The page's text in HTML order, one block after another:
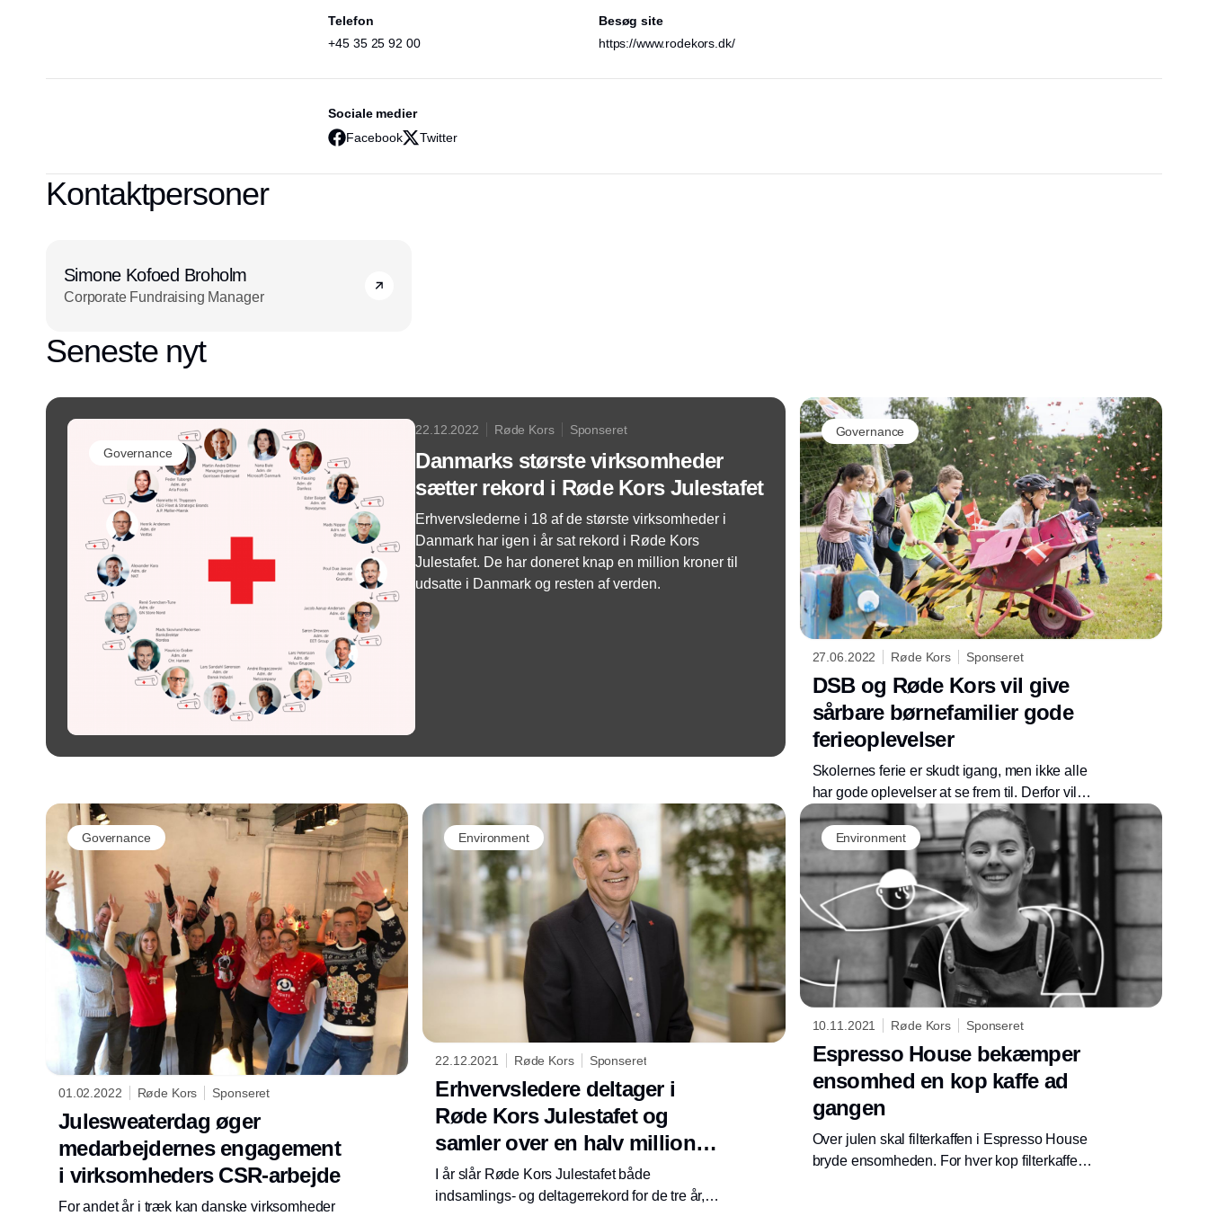
Telefon
+45 35 25 92 00
Besøg site
https://www.rodekors.dk/
Sociale medier
Facebook
Twitter
Kontaktpersoner
Simone Kofoed Broholm
Corporate Fundraising Manager
Seneste nyt
Governance
22.12.2022 Røde Kors Sponseret
Danmarks største virksomheder
sætter rekord i Røde Kors Julestafet
Erhvervslederne i 18 af de største virksomheder i
Danmark har igen i år sat rekord i Røde Kors
Julestafet. De har doneret knap en million kroner til
udsatte i Danmark og resten af verden.
Governance
27.06.2022 Røde Kors Sponseret
DSB og Røde Kors vil give
sårbare børnefamilier gode
ferieoplevelser
Skolernes ferie er skudt igang, men ikke alle
har gode oplevelser at se frem til. Derfor vil
DSB og Røde Kors hjælpe sårbare
børnefamilier på ferielejre og hjælpe dem ind i
fællesskabet.
Governance
01.02.2022 Røde Kors Sponseret
Julesweaterdag øger
medarbejdernes engagement
i virksomheders CSR-arbejde
For andet år i træk kan danske virksomheder
Environment
22.12.2021 Røde Kors Sponseret
Erhvervsledere deltager i
Røde Kors Julestafet og
samler over en halv million
ind
I år slår Røde Kors Julestafet både
indsamlings- og deltagerrekord for de tre år,
Environment
10.11.2021 Røde Kors Sponseret
Espresso House bekæmper
ensomhed en kop kaffe ad
gangen
Over julen skal filterkaffen i Espresso House
bryde ensomheden. For hver kop filterkaffe